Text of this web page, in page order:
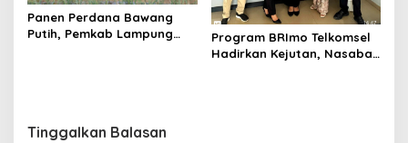
Panen Perdana Bawang
Putih, Pemkab Lampung
Program BRImo Telkomsel
Hadirkan Kejutan, Nasabah
Tinggalkan Balasan